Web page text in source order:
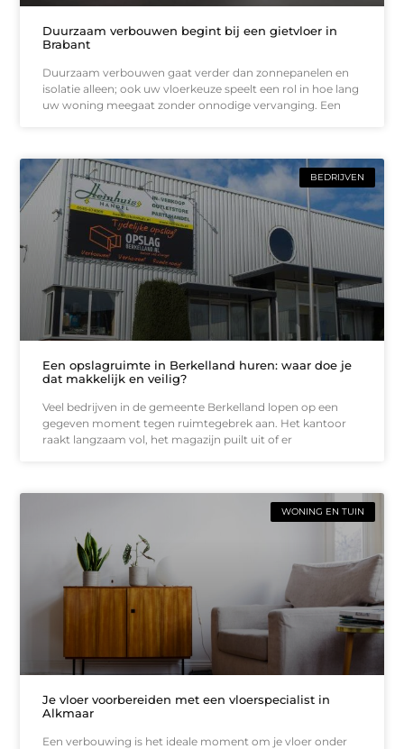
Duurzaam verbouwen begint bij een gietvloer in
Brabant
Duurzaam verbouwen gaat verder dan zonnepanelen en
isolatie alleen; ook uw vloerkeuze speelt een rol in hoe lang
uw woning meegaat zonder onnodige vervanging. Een
BEDRIJVEN
Een opslagruimte in Berkelland huren: waar doe je
dat makkelijk en veilig?
Veel bedrijven in de gemeente Berkelland lopen op een
gegeven moment tegen ruimtegebrek aan. Het kantoor
raakt langzaam vol, het magazijn puilt uit of er
WONING EN TUIN
Je vloer voorbereiden met een vloerspecialist in
Alkmaar
Een verbouwing is het ideale moment om je vloer onder